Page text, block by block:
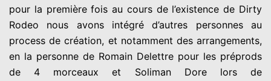
pour la première fois au cours de l’existence de Dirty
Rodeo nous avons intégré d’autres personnes au
process de création, et notamment des arrangements,
en la personne de Romain Delettre pour les préprods
de 4 morceaux et Soliman Dore lors de